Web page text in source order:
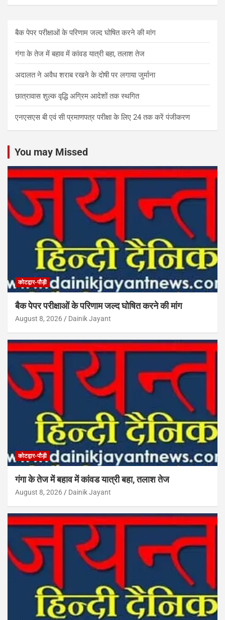
बैक पेपर परीक्षाओं के परिणाम जल्द घोषित करने की मांग
गंगा के तेज में बहाव में कांवड यात्री बहा, तलाश तेज
अदालत ने अवैध शराब रखने के दोषी पर लगाया जुर्माना
छात्रावास शुल्क वृद्धि अग्रिम आदेशों तक स्थगित
एनएसएस बी एवं सी प्रमाणपत्र परीक्षा के लिए 24 तक करें पंजीकरण
You may Missed
कोटद्वार-पौड़ी
बैक पेपर परीक्षाओं के परिणाम जल्द घोषित करने की मांग
August 8, 2026 Dainik Jayant
कोटद्वार-पौड़ी
गंगा के तेज में बहाव में कांवड यात्री बहा, तलाश तेज
August 8, 2026 Dainik Jayant